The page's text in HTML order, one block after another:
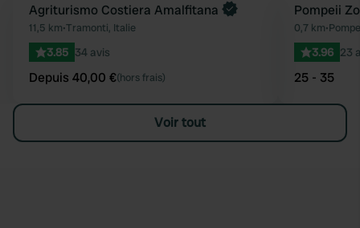
Préféré
Reserve maintenant
Agriturismo Costiera Amalfitana
11,5 km•Tramonti, Italie
3.85 34 avis
Depuis 40,00 €(hors frais)
Pompeii
0,7 km•
3.96 23
25 - 35
Voir tout